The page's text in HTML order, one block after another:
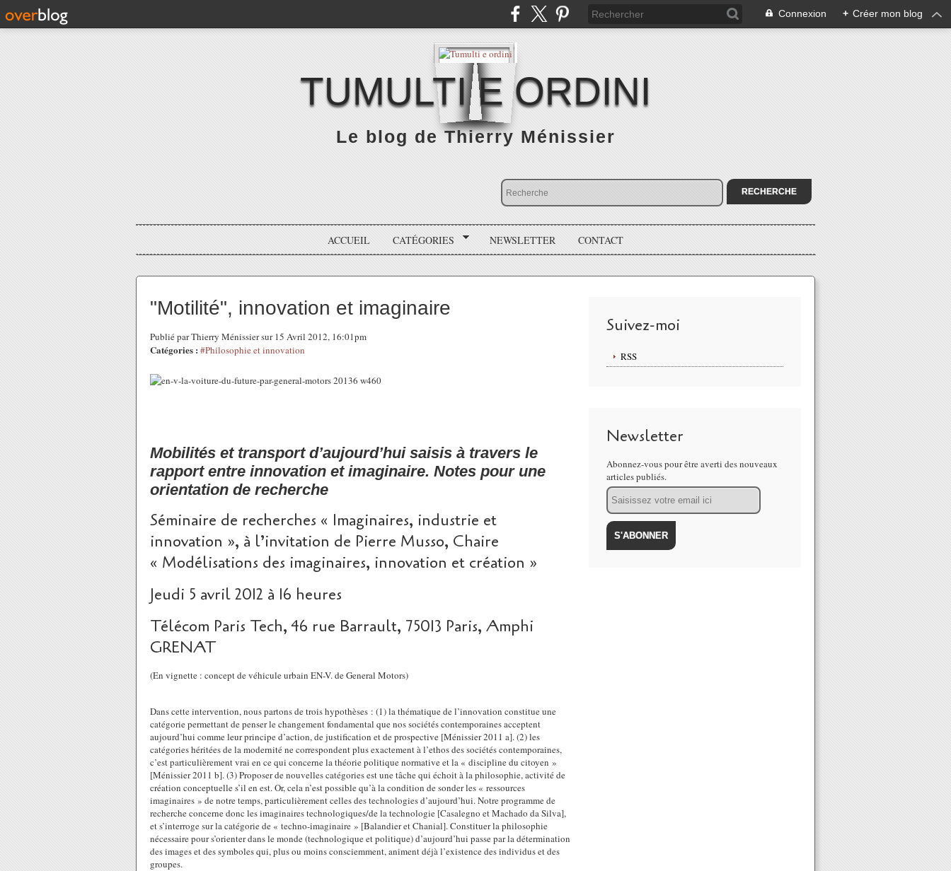
Connexion + Créer mon blog
TUMULTI E ORDINI
Le blog de Thierry Ménissier
ACCUEIL CATÉGORIES NEWSLETTER CONTACT
"Motilité", innovation et imaginaire
Publié par Thierry Ménissier sur 15 Avril 2012, 16:01pm
Catégories : #Philosophie et innovation
Mobilités et transport d’aujourd’hui saisis à travers le
rapport entre innovation et imaginaire. Notes pour une
orientation de recherche
Séminaire de recherches « Imaginaires, industrie et
innovation », à l’invitation de Pierre Musso, Chaire
« Modélisations des imaginaires, innovation et création »
Jeudi 5 avril 2012 à 16 heures
Télécom Paris Tech, 46 rue Barrault, 75013 Paris, Amphi
GRENAT
(En vignette : concept de véhicule urbain EN-V. de General Motors)
Dans cette intervention, nous partons de trois hypothèses : (1) la thématique de l’innovation constitue une
catégorie permettant de penser le changement fondamental que nos sociétés contemporaines acceptent
aujourd’hui comme leur principe d’action, de justification et de prospective [Ménissier 2011 a]. (2) les
catégories héritées de la modernité ne correspondent plus exactement à l’ethos des sociétés contemporaines,
c’est particulièrement vrai en ce qui concerne la théorie politique normative et la « discipline du citoyen »
[Ménissier 2011 b]. (3) Proposer de nouvelles catégories est une tâche qui échoit à la philosophie, activité de
création conceptuelle s’il en est. Or, cela n’est possible qu’à la condition de sonder les « ressources
imaginaires » de notre temps, particulièrement celles des technologies d’aujourd’hui. Notre programme de
recherche concerne donc les imaginaires technologiques/de la technologie [Casalegno et Machado da Silva],
et s’interroge sur la catégorie de « techno-imaginaire » [Balandier et Chanial]. Constituer la philosophie
nécessaire pour s’orienter dans le monde (technologique et politique) d’aujourd’hui passe par la détermination
des images et des symboles qui, plus ou moins consciemment, animent déjà l’existence des individus et des
groupes.
Suivez-moi
RSS
Newsletter
Abonnez-vous pour être averti des nouveaux
articles publiés.
Email